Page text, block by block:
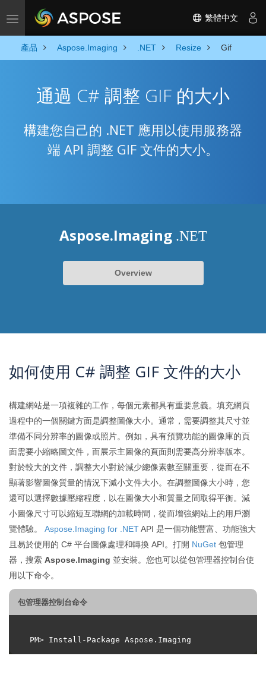
Toggle navigation 繁體中文
產品 Aspose.Imaging .NET Resize Gif
通過 C# 調整 GIF 的大小
構建您自己的 .NET 應用以使用服務器
端 API 調整 GIF 文件的大小。
Aspose.Imaging .NET
Overview
如何使用 C# 調整 GIF 文件的大小
構建網站是一項複雜的工作，每個元素都具有重要意義。填充網頁
過程中的一個關鍵方面是調整圖像大小。通常，需要調整其尺寸並
準備不同分辨率的圖像或照片。例如，具有預覽功能的圖像庫的頁
面需要小縮略圖文件，而展示主圖像的頁面則需要高分辨率版本。
對於較大的文件，調整大小對於減少總像素數至關重要，從而在不
顯著影響圖像質量的情況下減小文件大小。在調整圖像大小時，您
還可以選擇數據壓縮程度，以在圖像大小和質量之間取得平衡。減
小圖像尺寸可以縮短互聯網的加載時間，從而增強網站上的用戶瀏
覽體驗。 Aspose.Imaging for .NETAPI 是一個功能豐富、功能強大
且易於使用的 C# 平台圖像處理和轉換 API。打開 NuGet 包管理
器，搜索 Aspose.Imaging 並安裝。您也可以從包管理器控制台使
用以下命令。
包管理器控制台命令